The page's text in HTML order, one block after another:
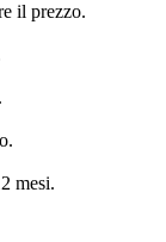
il prezzo.
mesi.